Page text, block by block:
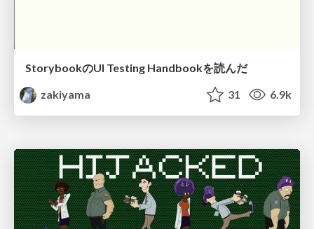
StorybookのUI Testing Handbookを読んだ
zakiyama
31 6.9k